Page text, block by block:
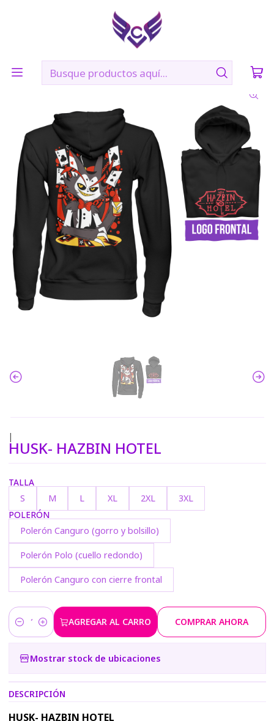
🛠️ Confección: 2 días hábiles | 🚚 Envíos vía Blue Express a
POLERONES HUSK- HAZBIN HOTEL
|
HUSK- HAZBIN HOTEL
TALLA
S
M L XL 2XL
3XL
POLERÓN
Polerón Canguro (gorro y bolsillo)
Polerón Polo (cuello redondo)
Polerón Canguro con cierre frontal
Cantidad
AGREGAR AL CARRO COMPRAR AHORA
Mostrar stock de ubicaciones
DESCRIPCIÓN
HUSK- HAZBIN HOTEL